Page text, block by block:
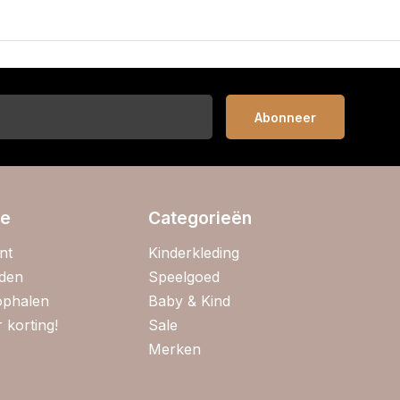
Abonneer
korting!
Categorieën
Kinderkleding
Speelgoed
Baby & Kind
Sale
Merken